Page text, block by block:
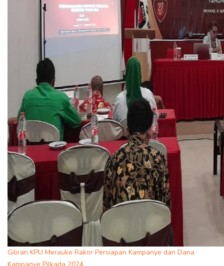
Giliran KPU Merauke Rakor Persiapan Kampanye dan Dana